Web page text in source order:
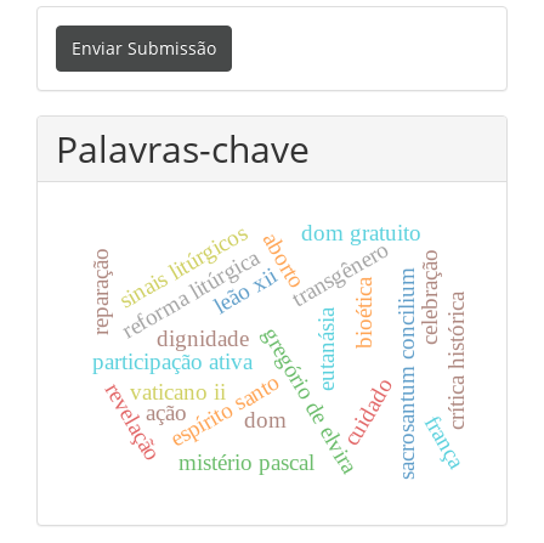
Enviar
Submissão
Enviar Submissão
Palavras-chave
gregório de elvira
espírito santo
dom
ação
bioética
eutanásia
transgênero
aborto
cuidado
reforma litúrgica
vaticano ii
participação ativa
sinais litúrgicos
mistério pascal sacrosantum concilium
leão xii
dom gratuito
revelação
celebraçãocrítica histórica
frança
dignidade
reparação